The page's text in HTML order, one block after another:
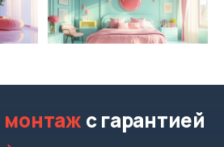
монтаж с гарантией